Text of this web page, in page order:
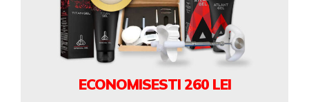
ECONOMISESTI 260 LEI